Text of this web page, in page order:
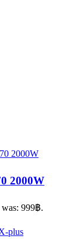
2000W
999฿.